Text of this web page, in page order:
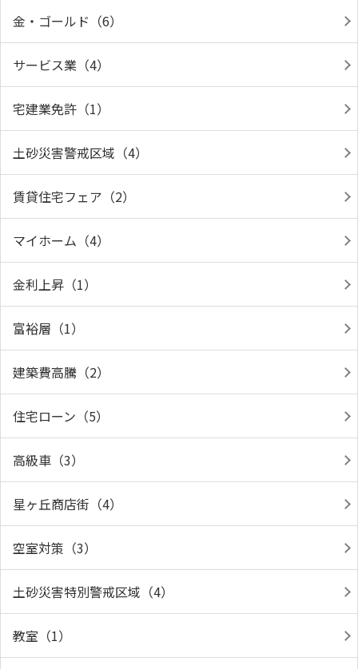
金・ゴールド（6）
サービス業（4）
宅建業免許（1）
土砂災害警戒区域（4）
賃貸住宅フェア（2）
マイホーム（4）
金利上昇（1）
富裕層（1）
建築費高騰（2）
住宅ローン（5）
高級車（3）
星ヶ丘商店街（4）
空室対策（3）
土砂災害特別警戒区域（4）
教室（1）